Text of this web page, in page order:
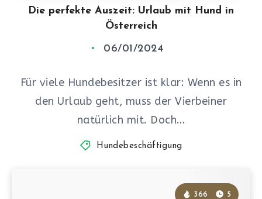
Die perfekte Auszeit: Urlaub mit Hund in
Österreich
06/01/2024
Für viele Hundebesitzer ist klar: Wenn es in
den Urlaub geht, muss der Vierbeiner
natürlich mit. Doch…
Hundebeschäftigung
366 5